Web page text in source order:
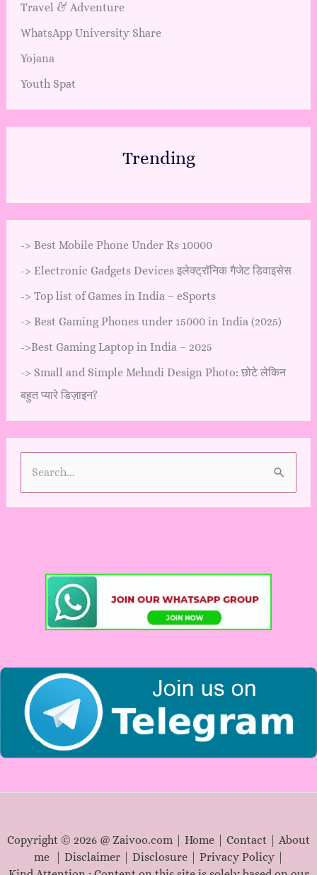
Travel & Adventure
WhatsApp University Share
Yojana
Youth Spat
Trending
-> Best Mobile Phone Under Rs 10000
-> Electronic Gadgets Devices इलेक्ट्रॉनिक गैजेट डिवाइसेस
-> Top list of Games in India – eSports
-> Best Gaming Phones under 15000 in India (2025)
->Best Gaming Laptop in India – 2025
-> Small and Simple Mehndi Design Photo: छोटे लेकिन
बहुत प्यारे डिज़ाइन?
Copyright © 2026 @ Zaivoo.com | Home Contact
About
me
Disclaimer| Disclosure| Privacy Policy|